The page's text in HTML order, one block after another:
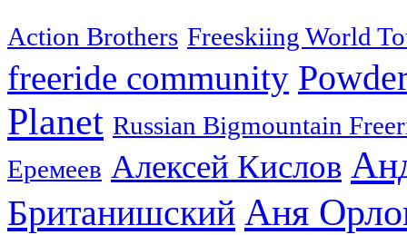
Action Brothers Freeskiing World
freeride community
Planet Russian Bigmountain
Еремеев Алексей Кислов
Британишский Аня